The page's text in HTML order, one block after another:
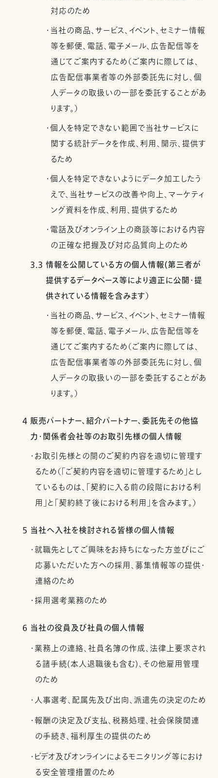
対応のため
・当社の商品、サービス、イベント、セミナー情報
等を郵便、電話、電子メール、広告配信等を
通じてご案内するため（ご案内に際しては、
広告配信事業者等の外部委託先に対し、個
人データの取扱いの一部を委託することがあ
ります。）
・個人を特定できない範囲で当社サービスに
関する統計データを作成、利用、開示、提供す
るため
・個人を特定できないようにデータ加工したう
えで、当社サービスの改善や向上、マーケティ
ング資料を作成、利用、提供するため
・電話及びオンライン上の商談等における内容
の正確な把握及び対応品質向上のため
3.3 情報を公開している方の個人情報(第三者が
提供するデータベース等により適正に公開・提
供されている情報を含みます）
・当社の商品、サービス、イベント、セミナー情報
等を郵便、電話、電子メール、広告配信等を
通じてご案内するため（ご案内に際しては、
広告配信事業者等の外部委託先に対し、個
人データの取扱いの一部を委託することがあ
ります。）
4 販売パートナー、紹介パートナー、委託先その他協
力・関係者会社等のお取引先様の個人情報
・お取引先様との間のご契約内容を適切に管理す
るため（「ご契約内容を適切に管理するため」とし
ているものは、「契約に入る前の段階における利
用」と「契約終了後における利用」を含みます。）
5 当社へ入社を検討される皆様の個人情報
・就職先としてご興味をお持ちになった方並びにご
応募いただいた方への採用、募集情報等の提供・
連絡のため
・採用選考業務のため
6 当社の役員及び社員の個人情報
・業務上の連絡、社員名簿の作成、法律上要求され
る諸手続(本人退職後も含む)、その他雇用管理
のため
・人事選考、配属先及び出向、派遣先の決定のため
・報酬の決定及び支払、税務処理、社会保険関連
の手続き、福利厚生の提供のため
・ビデオ及びオンラインによるモニタリング等におけ
る安全管理措置のため